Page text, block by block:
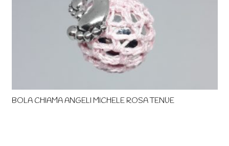
BOLA CHIAMA ANGELI MICHELE ROSA TENUE